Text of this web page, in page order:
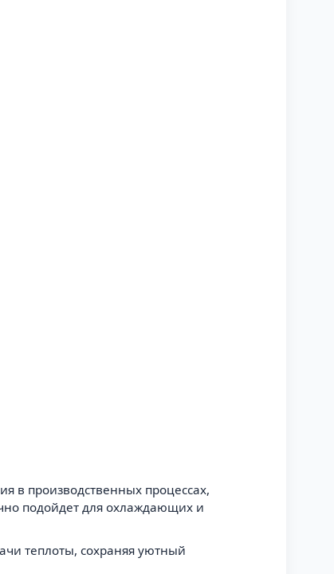
в производственных процессах,
подойдет для охлаждающих и
теплоты, сохраняя уютный